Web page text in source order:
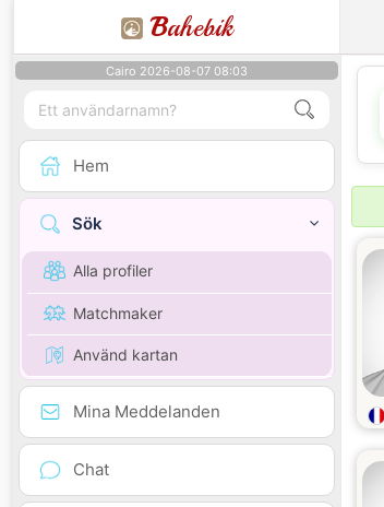
Bahebik
Cairo 2026-08-07 08:03
Hem
Sök
Alla profiler
Matchmaker
Använd kartan
Mina Meddelanden
Chat